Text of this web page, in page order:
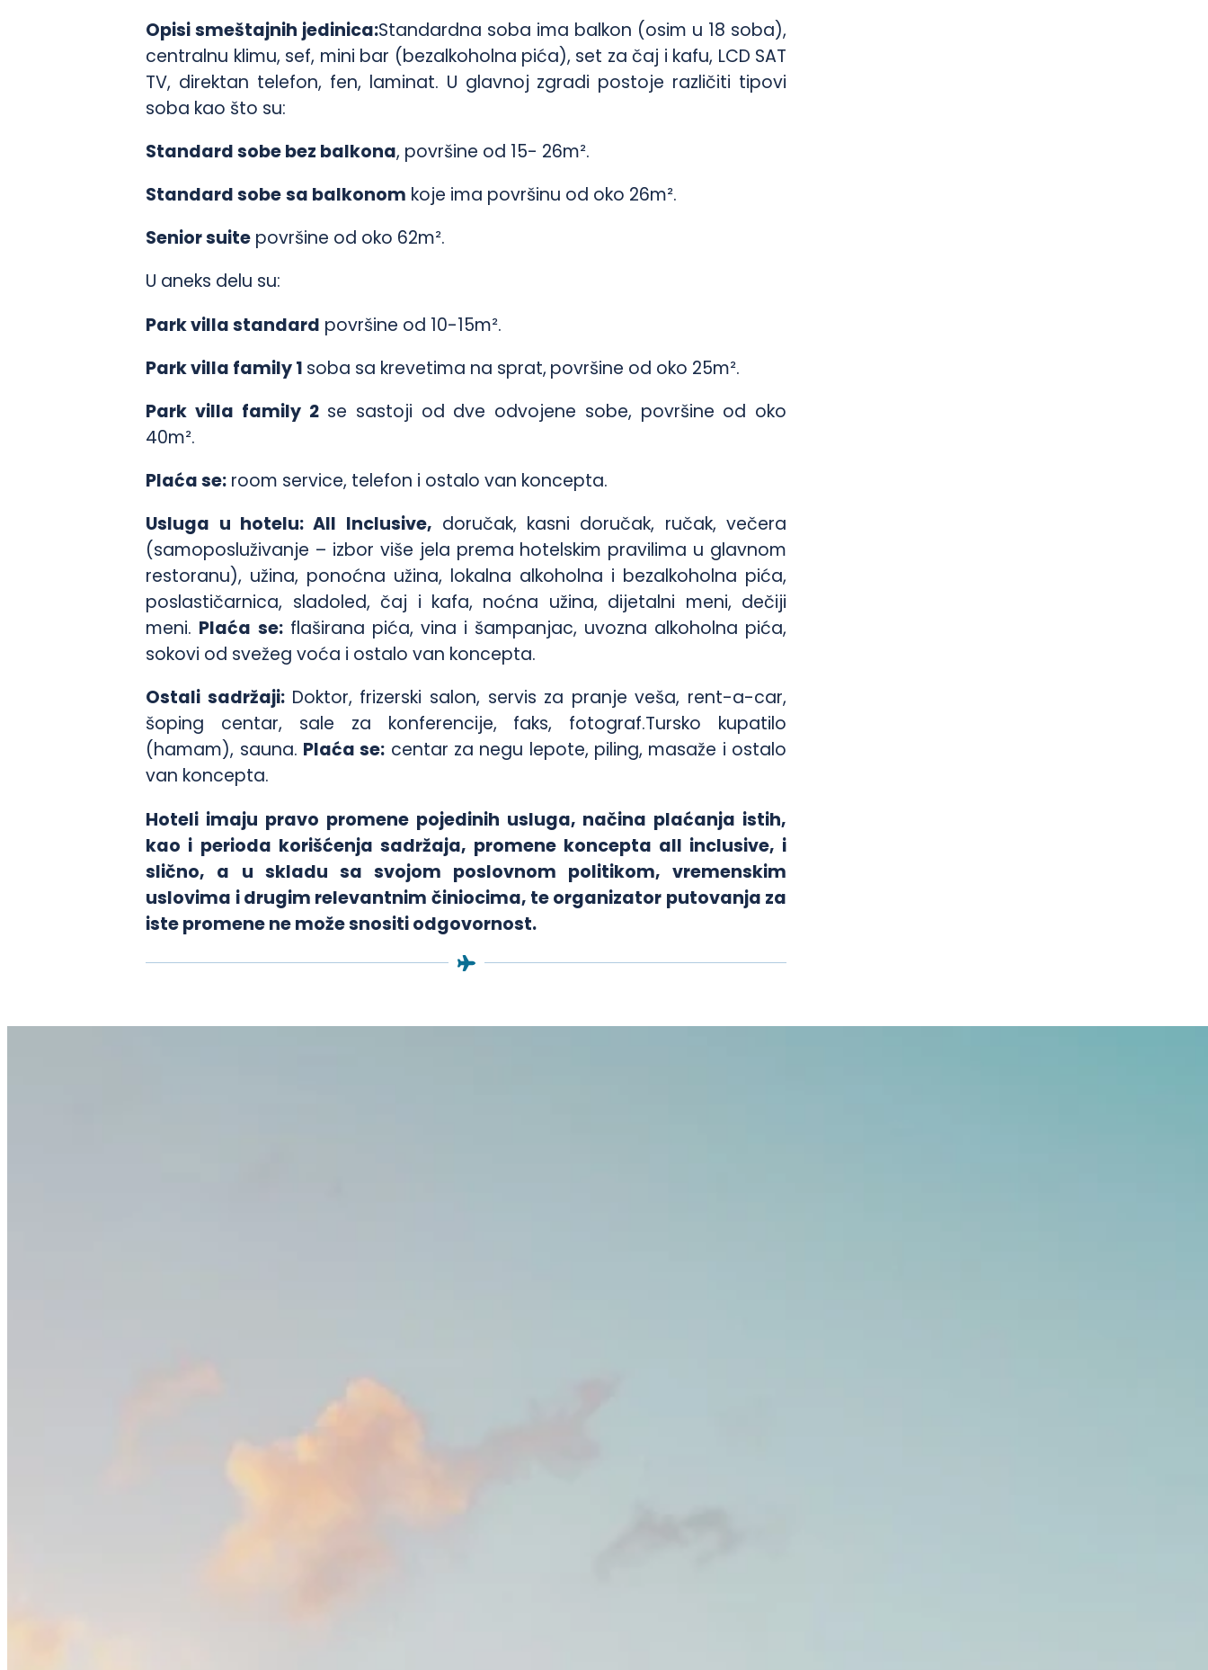
Opisi smeštajnih jedinica:Standardna soba ima balkon (osim u 18 soba),
centralnu klimu, sef, mini bar (bezalkoholna pića), set za čaj i kafu, LCD SAT
TV, direktan telefon, fen, laminat. U glavnoj zgradi postoje različiti tipovi
soba kao što su:
Standard sobe bez balkona, površine od 15- 26m².
Standard sobe sa balkonom koje ima površinu od oko 26m².
Senior suite površine od oko 62m².
U aneks delu su:
Park villa standard površine od 10-15m².
Park villa family 1 soba sa krevetima na sprat, površine od oko 25m².
Park villa family 2se sastoji od dve odvojene sobe, površine od oko
40m².
Plaća se: room service, telefon i ostalo van koncepta.
Usluga u hotelu:All Inclusive, doručak, kasni doručak, ručak, večera
(samoposluživanje – izbor više jela prema hotelskim pravilima u glavnom
restoranu), užina, ponoćna užina, lokalna alkoholna i bezalkoholna pića,
poslastičarnica, sladoled, čaj i kafa, noćna užina, dijetalni meni, dečiji
meni. Plaća se:flaširana pića, vina i šampanjac, uvozna alkoholna pića,
sokovi od svežeg voća i ostalo van koncepta.
Ostali sadržaji: Doktor, frizerski salon, servis za pranje veša, rent-a-car,
šoping centar, sale za konferencije, faks, fotograf.Tursko kupatilo
(hamam), sauna. Plaća se: centar za negu lepote, piling, masaže i ostalo
van koncepta.
Hoteli imaju pravo promene pojedinih usluga, načina plaćanja istih,
kao i perioda korišćenja sadržaja, promene koncepta all inclusive, i
slično, a u skladu sa svojom poslovnom politikom, vremenskim
uslovima i drugim relevantnim činiocima, te organizator putovanja za
iste promene ne može snositi odgovornost.